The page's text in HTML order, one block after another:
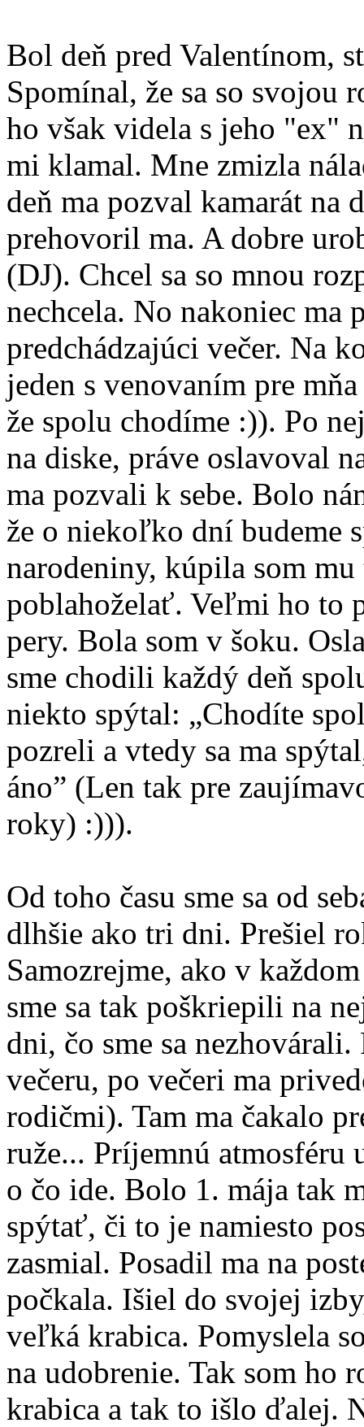
Bol deň pred Valentínom,
Spomínal, že sa so svojou
ho však videla s jeho "ex"
mi klamal. Mne zmizla
deň ma pozval kamarát na
prehovoril ma. A dobre
(DJ). Chcel sa so mnou
nechcela. No nakoniec
predchádzajúci večer. Na
jeden s venovaním pre
že spolu chodíme :)). Po
na diske, práve oslavoval
ma pozvali k sebe. Bolo
že o niekoľko dní budeme
narodeniny, kúpila som
poblahoželať. Veľmi ho to
pery. Bola som v šoku.
sme chodili každý deň
niekto spýtal: „Chodíte
pozreli a vtedy sa ma
áno” (Len tak pre
roky) :))).
Od toho času sme sa od
dlhšie ako tri dni. Prešiel
Samozrejme, ako v
sme sa tak poškriepili na
dni, čo sme sa
večeru, po večeri ma
rodičmi). Tam ma čakalo
ruže... Príjemnú atmosféru
o čo ide. Bolo 1. mája tak
spýtať, či to je namiesto
zasmial. Posadil ma na
počkala. Išiel do svojej
veľká krabica. Pomyslela
na udobrenie. Tak som ho
krabica a tak to išlo ďalej.